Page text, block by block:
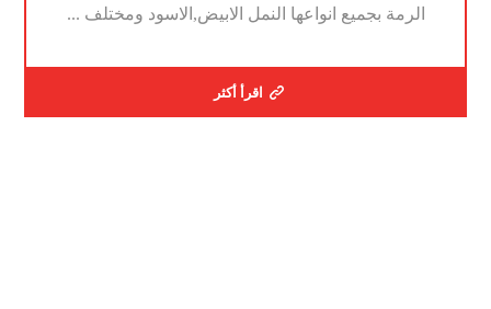
الرمة بجميع انواعها النمل الابيض,الاسود ومختلف ...
اقرأ أكثر